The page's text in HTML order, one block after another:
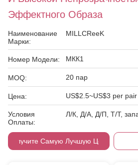
Эффектного Образа
Наименование
Марки:
MILLCReeK
Номер Модели: МКК1
MOQ: 20 пар
Цена: US$2.5~US$3 per pair
Условия
Оплаты:
Л/К, Д/А, Д/П, Т/Т,
Получите Самую Лучшую Цену